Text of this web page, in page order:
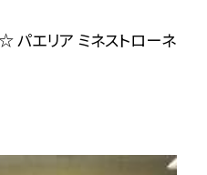
エリア ミネストローネ